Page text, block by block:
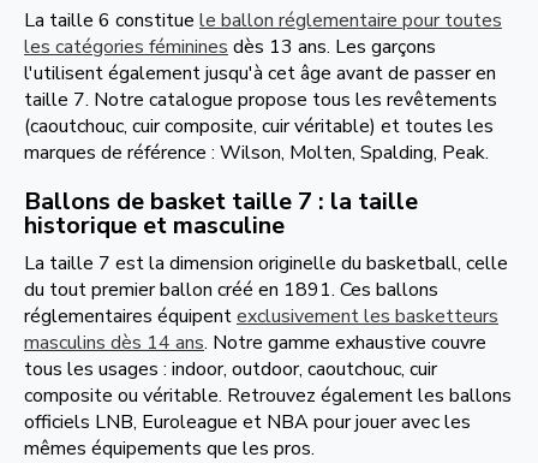
La taille 6 constitue le ballon réglementaire pour toutes
les catégories féminines dès 13 ans. Les garçons
l'utilisent également jusqu'à cet âge avant de passer en
taille 7. Notre catalogue propose tous les revêtements
(caoutchouc, cuir composite, cuir véritable) et toutes les
marques de référence : Wilson, Molten, Spalding, Peak.
Ballons de basket taille 7 : la taille
historique et masculine
La taille 7 est la dimension originelle du basketball, celle
du tout premier ballon créé en 1891. Ces ballons
réglementaires équipentexclusivement les basketteurs
masculins dès 14 ans. Notre gamme exhaustive couvre
tous les usages : indoor, outdoor, caoutchouc, cuir
composite ou véritable. Retrouvez également les ballons
officiels LNB, Euroleague et NBA pour jouer avec les
mêmes équipements que les pros.